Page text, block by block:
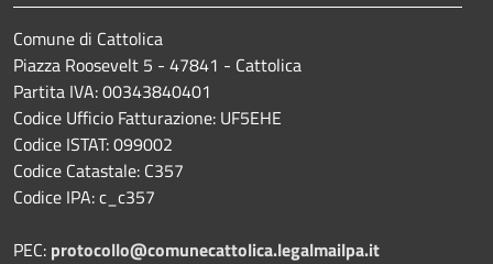
Comune di Cattolica
Piazza Roosevelt 5 - 47841 - Cattolica
Partita IVA: 00343840401
Codice Ufficio Fatturazione: UF5EHE
Codice ISTAT: 099002
Codice Catastale: C357
Codice IPA: c_c357
PEC: protocollo@comunecattolica.legalmailpa.it